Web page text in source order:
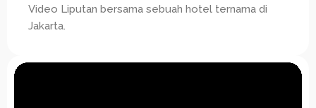
Video Liputan bersama sebuah hotel ternama di
Jakarta.